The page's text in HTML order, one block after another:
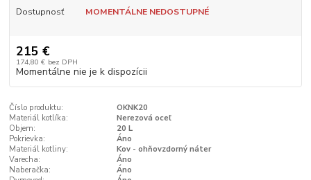
Dostupnosť MOMENTÁLNE NEDOSTUPNÉ
215 €
174,80 € bez DPH
Momentálne nie je k dispozícii
Číslo produktu:
OKNK20
Materiál kotlíka:
Nerezová oceľ
Objem:
20 L
Pokrievka:
Áno
Materiál kotliny:
Kov - ohňovzdorný náter
Varecha:
Áno
Naberačka:
Áno